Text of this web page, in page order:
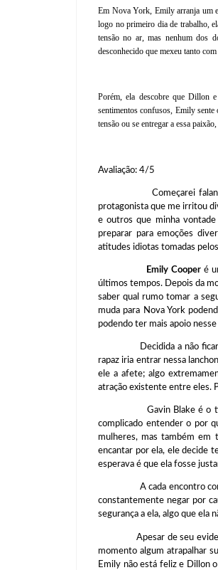
Em Nova York, Emily arranja um
logo no primeiro dia de trabalho,
tensão no ar, mas nenhum dos
desconhecido que mexeu tanto com
Porém, ela descobre que Dillon
sentimentos confusos, Emily sente
tensão ou se entregar a essa
Avaliação: 4/5
Começarei falando que
protagonista que me irritou
e outros que minha
preparar para emoções
atitudes idiotas tomadas
Emily Cooperé
últimos tempos. Depois da
saber qual rumo tomar a
muda para Nova York
podendo ter mais apoio
Decidida a não ficar atoa,
rapaz iria entrar nessa
ele a afete; algo
atração existente entre eles.
Gavin Blake é o típico
complicado entender o por
mulheres, mas também em
encantar por ela, ele decide
esperava é que ela fosse
A cada encontro com
constantemente negar por
segurança a ela, algo que ela
Apesar de seu evidente
momento algum atrapalhar
Emily não está feliz e Dillon